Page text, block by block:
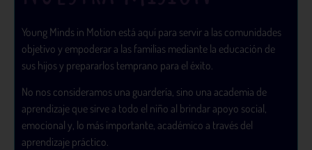
Young Minds in Motion está aquí para servir a las comunidades
objetivo y empoderar a las familias mediante la educación de
sus hijos y prepararlos temprano para el éxito.
No nos consideramos una guardería, sino una academia de
aprendizaje que sirve a todo el niño al brindar apoyo social,
emocional y, lo más importante, académico a través del
aprendizaje práctico.